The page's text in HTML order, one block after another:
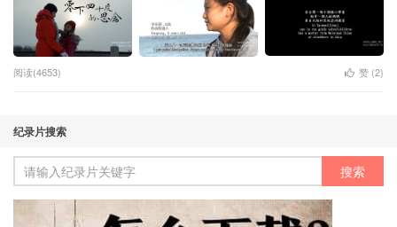
阅读(4653) 赞 (2)
纪录片搜索